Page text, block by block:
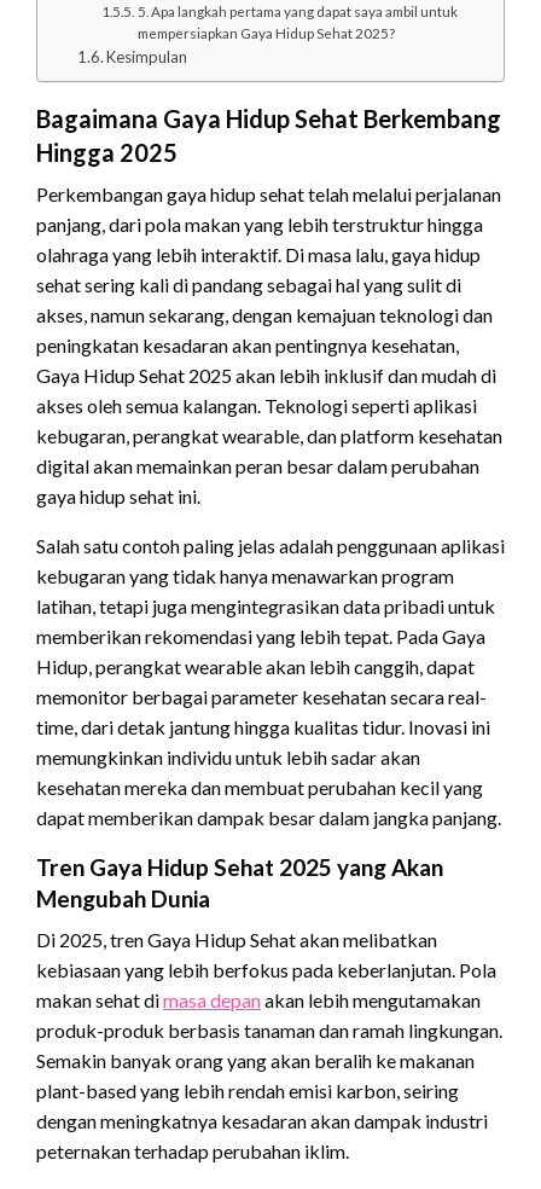
5. Apa langkah pertama yang dapat saya ambil untuk
mempersiapkan Gaya Hidup Sehat 2025?
Kesimpulan
Bagaimana Gaya Hidup Sehat Berkembang
Hingga 2025
Perkembangan gaya hidup sehat telah melalui perjalanan
panjang, dari pola makan yang lebih terstruktur hingga
olahraga yang lebih interaktif. Di masa lalu, gaya hidup
sehat sering kali di pandang sebagai hal yang sulit di
akses, namun sekarang, dengan kemajuan teknologi dan
peningkatan kesadaran akan pentingnya kesehatan,
Gaya Hidup Sehat 2025 akan lebih inklusif dan mudah di
akses oleh semua kalangan. Teknologi seperti aplikasi
kebugaran, perangkat wearable, dan platform kesehatan
digital akan memainkan peran besar dalam perubahan
gaya hidup sehat ini.
Salah satu contoh paling jelas adalah penggunaan aplikasi
kebugaran yang tidak hanya menawarkan program
latihan, tetapi juga mengintegrasikan data pribadi untuk
memberikan rekomendasi yang lebih tepat. Pada Gaya
Hidup, perangkat wearable akan lebih canggih, dapat
memonitor berbagai parameter kesehatan secara real-
time, dari detak jantung hingga kualitas tidur. Inovasi ini
memungkinkan individu untuk lebih sadar akan
kesehatan mereka dan membuat perubahan kecil yang
dapat memberikan dampak besar dalam jangka panjang.
Tren Gaya Hidup Sehat 2025 yang Akan
Mengubah Dunia
Di 2025, tren Gaya Hidup Sehat akan melibatkan
kebiasaan yang lebih berfokus pada keberlanjutan. Pola
makan sehat dimasa depanakan lebih mengutamakan
produk-produk berbasis tanaman dan ramah lingkungan.
Semakin banyak orang yang akan beralih ke makanan
plant-based yang lebih rendah emisi karbon, seiring
dengan meningkatnya kesadaran akan dampak industri
peternakan terhadap perubahan iklim.